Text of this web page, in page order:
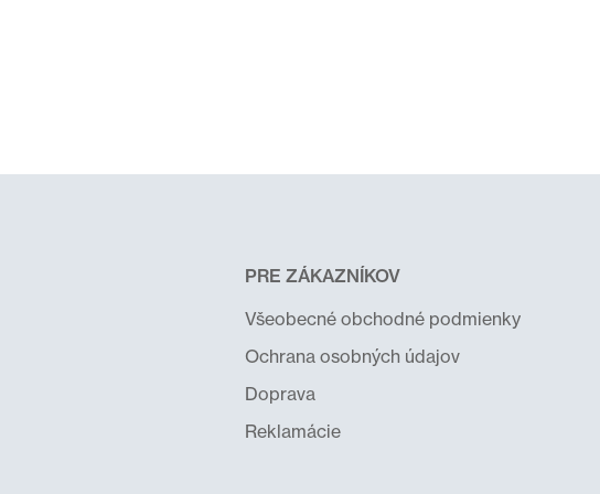
PRE ZÁKAZNÍKOV
Všeobecné obchodné podmienky
Ochrana osobných údajov
Doprava
Reklamácie